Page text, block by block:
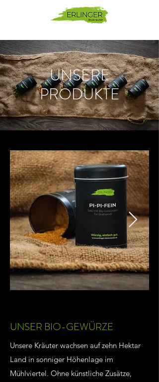
UNSERE
PRODUKTE
UNSER BIO-GEWÜRZE
Unsere Kräuter wachsen auf zehn Hektar
Land in sonniger Höhenlage im
Mühlviertel. Ohne künstliche Zusätze,